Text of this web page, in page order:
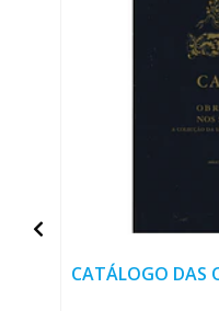
CATÁLOGO DAS